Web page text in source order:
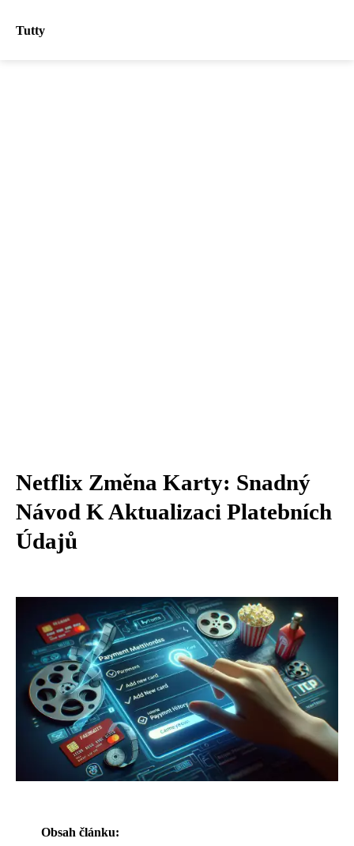
Tutty
Netflix Změna Karty: Snadný
Návod K Aktualizaci Platebních
Údajů
Obsah článku: